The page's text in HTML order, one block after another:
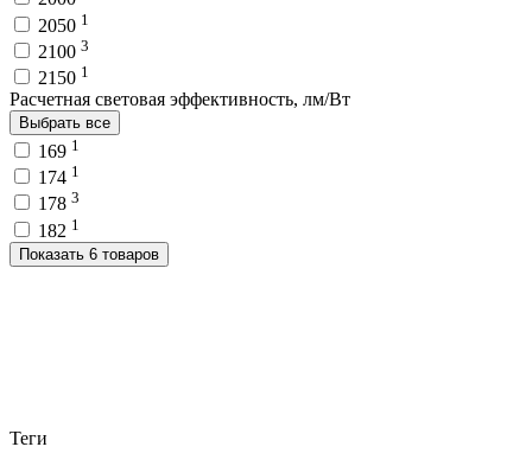
2050 1
2100 3
2150 1
Расчетная световая эффективность, лм/Вт
Выбрать все
169 1
174 1
178 3
182 1
Показать 6 товаров
Теги